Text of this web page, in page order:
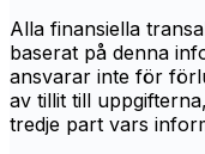
Alla finansiella
baserat på denna
ansvarar inte för
av tillit till
tredje part vars